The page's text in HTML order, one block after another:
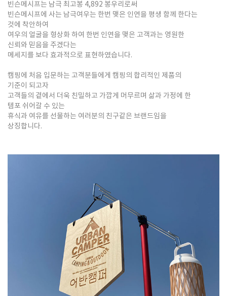
빈슨메시프는 남극 최고봉 4,892 봉우리로써
빈슨메시프에 사는 남극여우는 한번 맺은 인연을 평생 함께 한다는
것에 착안하여
여우의 얼굴을 형상화 하여 한번 인연을 맺은 고객과는 영원한
신뢰와 믿음을 주겠다는
메세지를 보다 효과적으로 표현하였습니다.
캠핑에 처음 입문하는 고객분들에게 캠핑의 합리적인 제품의
기준이 되고자
고객들의 곁에서 더욱 친밀하고 가깝게 머무르며 삶과 가정에 한
템포 쉬어갈 수 있는
휴식과 여유를 선물하는 여러분의 친구같은 브랜드임을
상징합니다.